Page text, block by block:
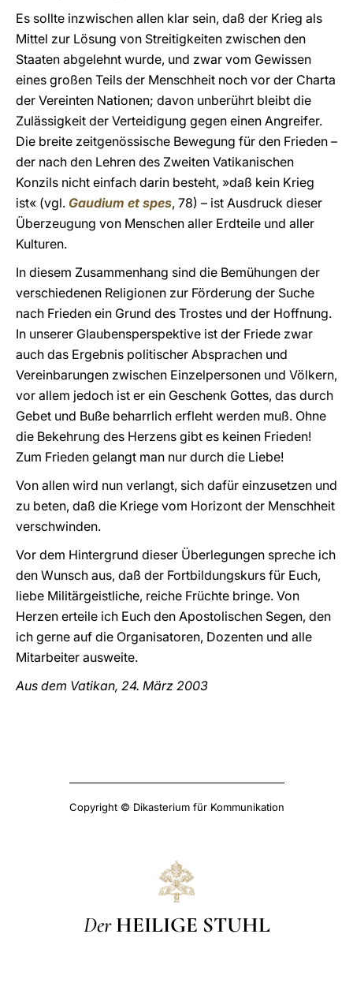
Es sollte inzwischen allen klar sein, daß der Krieg als
Mittel zur Lösung von Streitigkeiten zwischen den
Staaten abgelehnt wurde, und zwar vom Gewissen
eines großen Teils der Menschheit noch vor der Charta
der Vereinten Nationen; davon unberührt bleibt die
Zulässigkeit der Verteidigung gegen einen Angreifer.
Die breite zeitgenössische Bewegung für den Frieden –
der nach den Lehren des Zweiten Vatikanischen
Konzils nicht einfach darin besteht, »daß kein Krieg
ist« (vgl. Gaudium et spes, 78) – ist Ausdruck dieser
Überzeugung von Menschen aller Erdteile und aller
Kulturen.
In diesem Zusammenhang sind die Bemühungen der
verschiedenen Religionen zur Förderung der Suche
nach Frieden ein Grund des Trostes und der Hoffnung.
In unserer Glaubensperspektive ist der Friede zwar
auch das Ergebnis politischer Absprachen und
Vereinbarungen zwischen Einzelpersonen und Völkern,
vor allem jedoch ist er ein Geschenk Gottes, das durch
Gebet und Buße beharrlich erfleht werden muß. Ohne
die Bekehrung des Herzens gibt es keinen Frieden!
Zum Frieden gelangt man nur durch die Liebe!
Von allen wird nun verlangt, sich dafür einzusetzen und
zu beten, daß die Kriege vom Horizont der Menschheit
verschwinden.
Vor dem Hintergrund dieser Überlegungen spreche ich
den Wunsch aus, daß der Fortbildungskurs für Euch,
liebe Militärgeistliche, reiche Früchte bringe. Von
Herzen erteile ich Euch den Apostolischen Segen, den
ich gerne auf die Organisatoren, Dozenten und alle
Mitarbeiter ausweite.
Aus dem Vatikan, 24. März 2003
Copyright © Dikasterium für Kommunikation
Der HEILIGE STUHL